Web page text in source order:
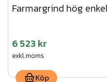
Farmargrind hög
6 523 kr
exkl.moms
Köp